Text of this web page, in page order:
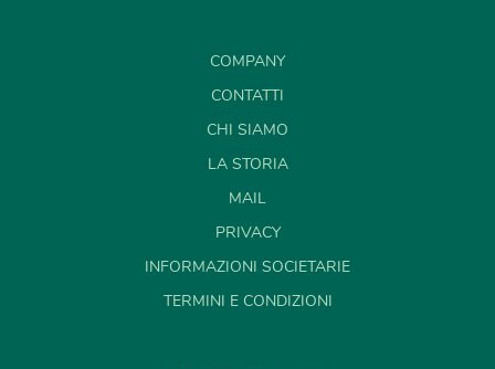
COMPANY
CONTATTI
CHI SIAMO
LA STORIA
MAIL
PRIVACY
INFORMAZIONI SOCIETARIE
TERMINI E CONDIZIONI